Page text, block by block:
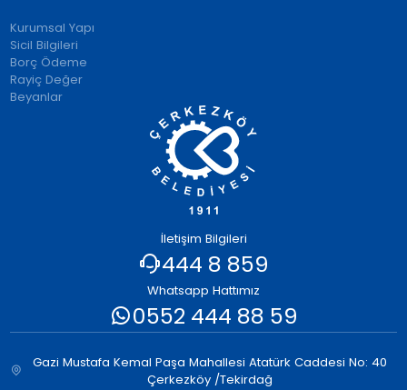
Kurumsal Yapı
Sicil Bilgileri
Borç Ödeme
Rayiç Değer
Beyanlar
İletişim Bilgileri
444 8 859
Whatsapp Hattımız
0552 444 88 59
Gazi Mustafa Kemal Paşa Mahallesi Atatürk Caddesi No: 40
Çerkezköy /Tekirdağ